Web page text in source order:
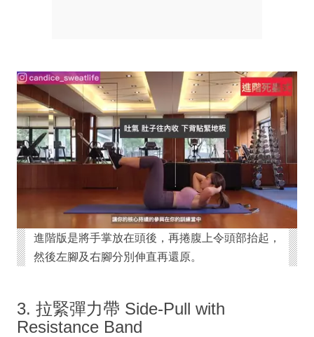
進階版是將手掌放在頭後，再捲腹上令頭部抬起，
然後左腳及右腳分別伸直再還原。
3. 拉緊彈力帶 Side-Pull with
Resistance Band